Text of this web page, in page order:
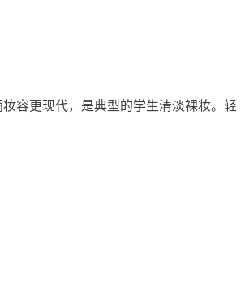
容更现代，是典型的学生清淡裸妆。轻